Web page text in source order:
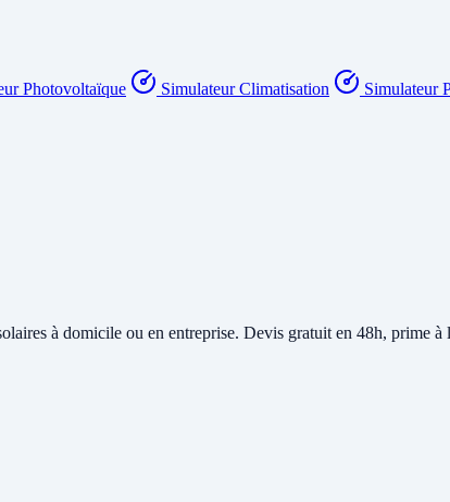
Photovoltaïque Simulateur Climatisation Simulateur
à domicile ou en entreprise. Devis gratuit en 48h, prime